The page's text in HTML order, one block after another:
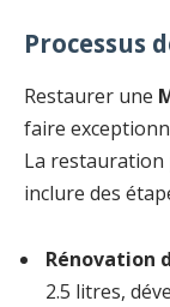
Processus
Restaurer une
faire
La
inclure des
Rénovation
2.5 litres,